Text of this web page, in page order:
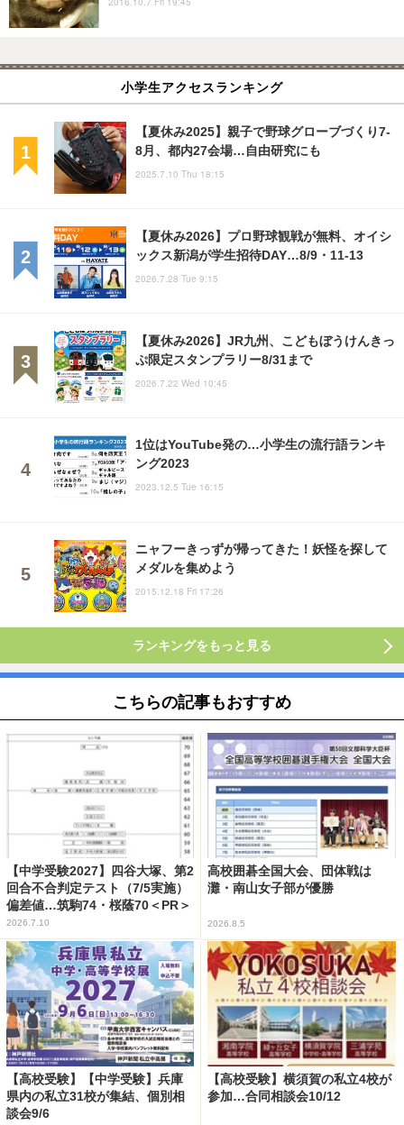
小学生アクセスランキング
【夏休み2025】親子で野球グローブづくり7-
8月、都内27会場…自由研究にも
2025.7.10 Thu 18:15
【夏休み2026】プロ野球観戦が無料、オイシ
ックス新潟が学生招待DAY…8/9・11-13
2026.7.28 Tue 9:15
【夏休み2026】JR九州、こどもぼうけんきっ
ぷ限定スタンプラリー8/31まで
2026.7.22 Wed 10:45
1位はYouTube発の…小学生の流行語ランキ
ング2023
2023.12.5 Tue 16:15
ニャフーきっずが帰ってきた！妖怪を探して
メダルを集めよう
2015.12.18 Fri 17:26
ランキングをもっと見る
こちらの記事もおすすめ
【中学受験2027】四谷大塚、第2
回合不合判定テスト（7/5実施）
偏差値…筑駒74・桜蔭70＜PR＞
2026.7.10
高校囲碁全国大会、団体戦は
灘・南山女子部が優勝
2026.8.5
【高校受験】【中学受験】兵庫
県内の私立31校が集結、個別相
談会9/6
【高校受験】横須賀の私立4校が
参加…合同相談会10/12